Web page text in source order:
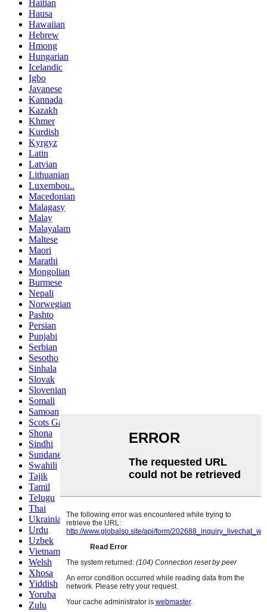
Haitian
Hausa
Hawaiian
Hebrew
Hmong
Hungarian
Icelandic
Igbo
Javanese
Kannada
Kazakh
Khmer
Kurdish
Kyrgyz
Latin
Latvian
Lithuanian
Luxembou..
Macedonian
Malagasy
Malay
Malayalam
Maltese
Maori
Marathi
Mongolian
Burmese
Nepali
Norwegian
Pashto
Persian
Punjabi
Serbian
Sesotho
Sinhala
Slovak
Slovenian
Somali
Samoan
Scots Gaelic
Shona
Sindhi
Sundanese
Swahili
Tajik
Tamil
Telugu
Thai
Ukrainian
Urdu
Uzbek
Vietnamese
Welsh
Xhosa
Yiddish
Yoruba
Zulu